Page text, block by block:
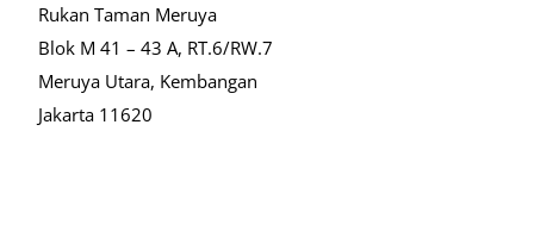
Rukan Taman Meruya
Blok M 41 – 43 A, RT.6/RW.7
Meruya Utara, Kembangan
Jakarta 11620